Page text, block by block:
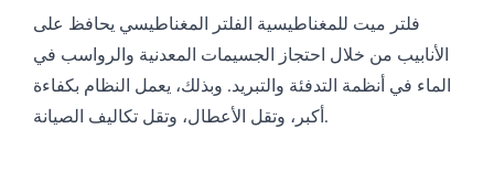
فلتر ميت للمغناطيسية الفلتر المغناطيسي يحافظ على
الأنابيب من خلال احتجاز الجسيمات المعدنية والرواسب في
الماء في أنظمة التدفئة والتبريد. وبذلك، يعمل النظام بكفاءة
أكبر، وتقل الأعطال، وتقل تكاليف الصيانة.